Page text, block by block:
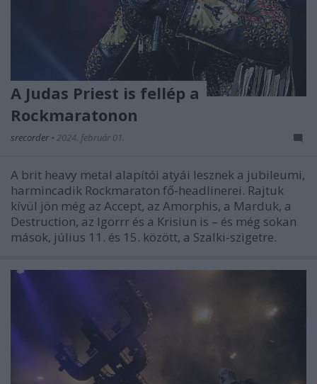
A Judas Priest is fellép a
Rockmaratonon
srecorder • 2024. február 01.
A brit heavy metal alapítói atyái lesznek a jubileumi,
harmincadik Rockmaraton fő-headlinerei. Rajtuk
kívül jön még az Accept, az Amorphis, a Marduk, a
Destruction, az Igorrr és a Krisiun is – és még sokan
mások, július 11. és 15. között, a Szalki-szigetre.